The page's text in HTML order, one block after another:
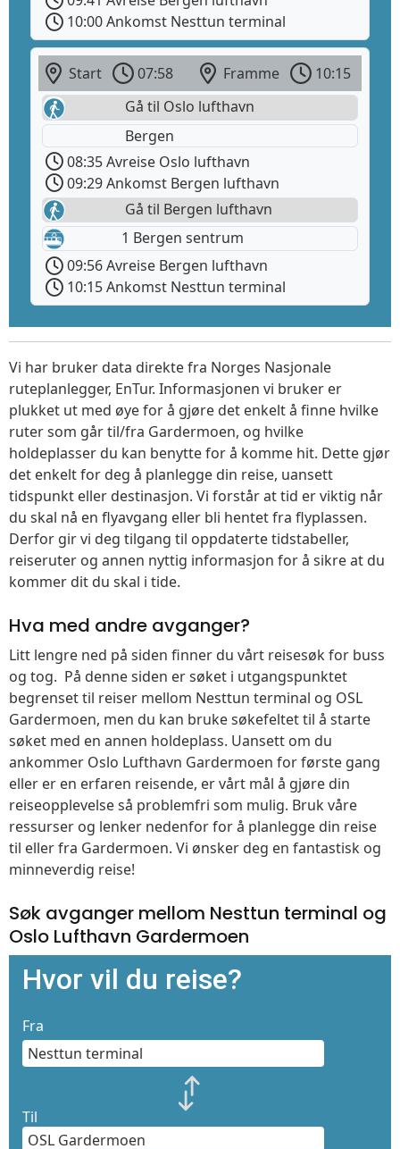
10:00 Ankomst Nesttun terminal
Start 07:58 Framme
10:15
Gå til Oslo lufthavn
Bergen
08:35 Avreise Oslo lufthavn
09:29 Ankomst Bergen lufthavn
Gå til Bergen lufthavn
1 Bergen sentrum
09:56 Avreise Bergen lufthavn
10:15 Ankomst Nesttun terminal
Vi har bruker data direkte fra Norges Nasjonale
ruteplanlegger, EnTur. Informasjonen vi bruker er
plukket ut med øye for å gjøre det enkelt å finne hvilke
ruter som går til/fra Gardermoen, og hvilke
holdeplasser du kan benytte for å komme hit. Dette gjør
det enkelt for deg å planlegge din reise, uansett
tidspunkt eller destinasjon. Vi forstår at tid er viktig når
du skal nå en flyavgang eller bli hentet fra flyplassen.
Derfor gir vi deg tilgang til oppdaterte tidstabeller,
reiseruter og annen nyttig informasjon for å sikre at du
kommer dit du skal i tide.
Hva med andre avganger?
Litt lengre ned på siden finner du vårt reisesøk for buss
og tog. På denne siden er søket i utgangspunktet
begrenset til reiser mellom Nesttun terminal og OSL
Gardermoen, men du kan bruke søkefeltet til å starte
søket med en annen holdeplass. Uansett om du
ankommer Oslo Lufthavn Gardermoen for første gang
eller er en erfaren reisende, er vårt mål å gjøre din
reiseopplevelse så problemfri som mulig. Bruk våre
ressurser og lenker nedenfor for å planlegge din reise
til eller fra Gardermoen. Vi ønsker deg en fantastisk og
minneverdig reise!
Søk avganger mellom Nesttun terminal og
Oslo Lufthavn Gardermoen
Hvor vil du reise?
Fra
Til